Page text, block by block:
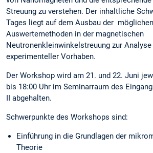
Streuung zu verstehen. Der inhaltliche
Tages liegt auf dem Ausbau der
Auswertemethoden in der magnetischen
Neutronenkleinwinkelstreuung zur
experimenteller Vorhaben.
Der Workshop wird am 21. und 22. Juni
bis 18:00 Uhr im Seminarraum des
II abgehalten.
Schwerpunkte des Workshops sind:
Einführung in die Grundlagen der
Theorie